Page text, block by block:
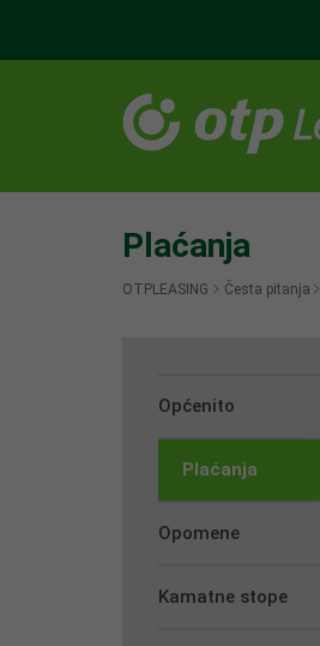
Plaćanja
OTPLEASING Česta pitanja
Općenito
Plaćanja
Opomene
Kamatne stope